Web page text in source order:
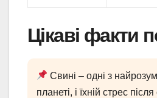
Цікаві факти
Свині – одні з
планеті, і їхній стрес